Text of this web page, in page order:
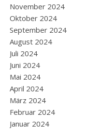
November 2024
Oktober 2024
September 2024
August 2024
Juli 2024
Juni 2024
Mai 2024
April 2024
März 2024
Februar 2024
Januar 2024